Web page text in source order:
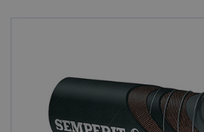
Zlepšení pracovního prostředí
Další pryžové a plastové výrobky